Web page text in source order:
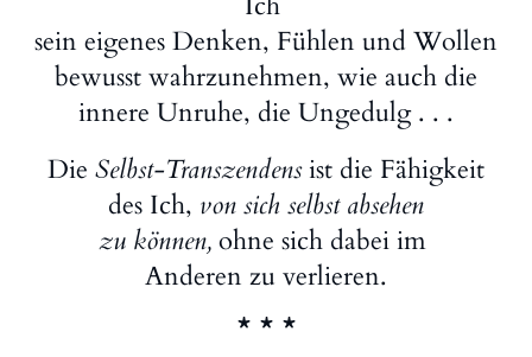
sein eigenes Denken, Fühlen und Wollen
bewusst wahrzunehmen, wie auch die
innere Unruhe, die Ungedulg . . .
Die Selbst-Transzendensist die Fähigkeit
des Ich, von sich selbst absehen
zu können, ohne sich dabei im
Anderen zu verlieren.
* * *